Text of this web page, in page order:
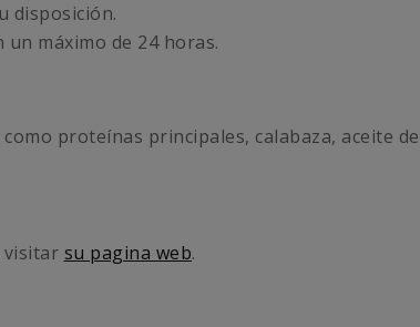
disposición.
máximo de 24 horas.
proteínas principales, calabaza, aceite
visitar su pagina web.